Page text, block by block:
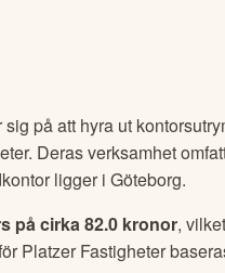
på att hyra ut
Deras verksamhet
ligger i Göteborg.
på cirka82.0 kronor,
Platzer Fastigheter